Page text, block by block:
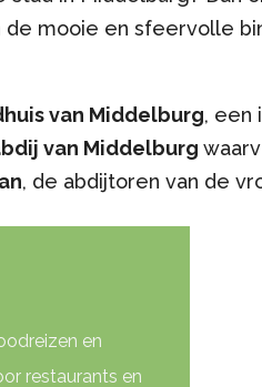
mooie en sfeervolle
van Middelburg, een
van Middelburg
, de abdijtoren van de
en
restaurants en